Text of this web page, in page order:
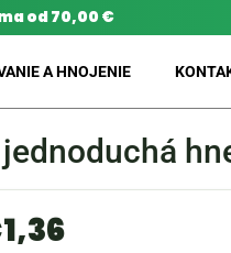
od 70,00 €
A HNOJENIE
1,36